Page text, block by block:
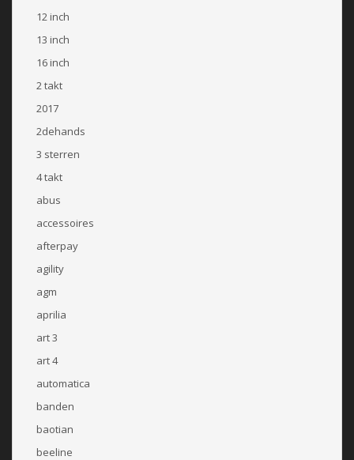
12 inch
13 inch
16 inch
2 takt
2017
2dehands
3 sterren
4 takt
abus
accessoires
afterpay
agility
agm
aprilia
art 3
art 4
automatica
banden
baotian
beeline